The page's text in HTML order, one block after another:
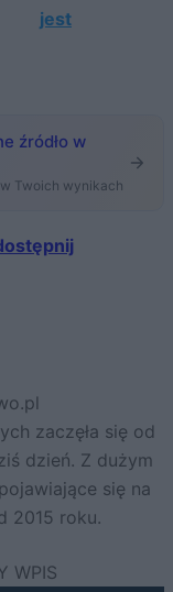
jest
źródło w
Twoich wynikach
zaczęła się od
dzień. Z dużym
się na
2015 roku.